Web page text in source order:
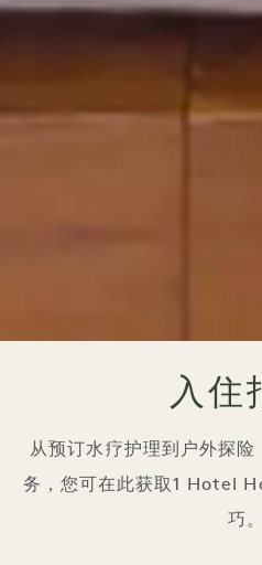
入住
从预订水疗护理到户外探
务，您可在此获取1 Hotel
巧。